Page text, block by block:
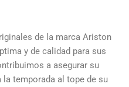
de la marca Ariston
y de calidad para sus
a asegurar su
temporada al tope de su